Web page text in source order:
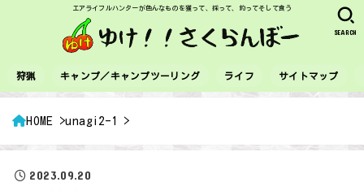
エアライフルハンターが色んなものを獲って、採って、釣ってそして食う
狩猟 キャンプ／キャンプツーリング ライフ サイトマップ
SEARCH
HOME unagi2-1
2023.09.20